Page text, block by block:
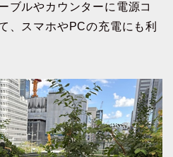
ブルやカウンターに電源コ
、スマホやPCの充電にも利